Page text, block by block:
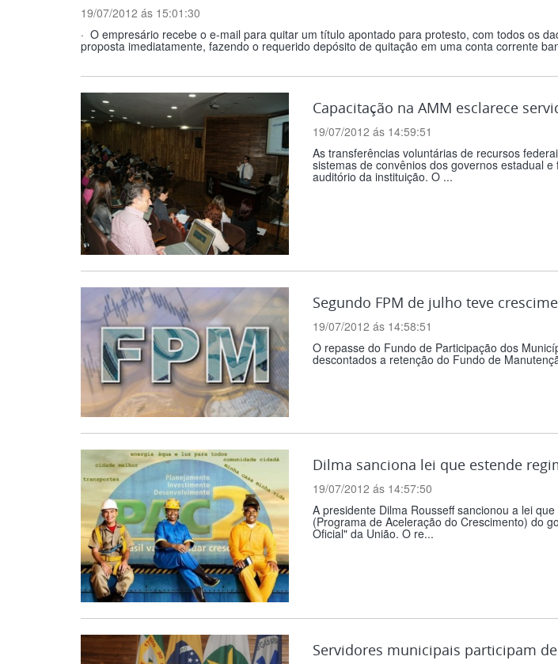
19/07/2012 ás 15:01:30
· O empresário recebe o e-mail para quitar um título apontado para protesto, com todos os
proposta imediatamente, fazendo o requerido depósito de quitação em uma conta corrente
Capacitação na AMM esclarece
19/07/2012 ás 14:59:51
As transferências voluntárias de recursos
sistemas de convênios dos governos estadual
auditório da instituição. O ...
Segundo FPM de julho teve
19/07/2012 ás 14:58:51
O repasse do Fundo de Participação dos
descontados a retenção do Fundo de
Dilma sanciona lei que estende
19/07/2012 ás 14:57:50
A presidente Dilma Rousseff sancionou a lei
(Programa de Aceleração do Crescimento) do
Oficial" da União. O re...
Servidores municipais participam